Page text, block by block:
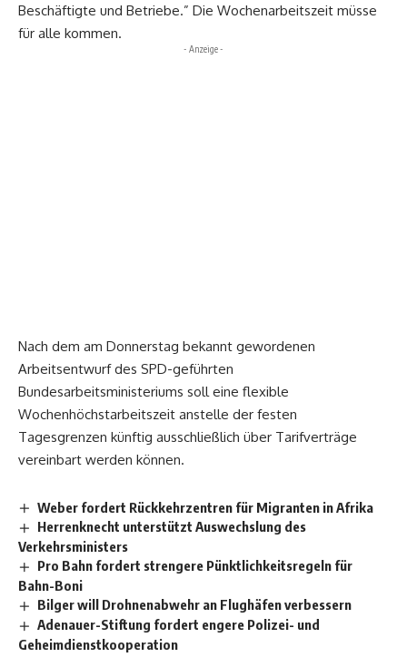
Beschäftigte und Betriebe.” Die Wochenarbeitszeit müsse
für alle kommen.
- Anzeige -
Nach dem am Donnerstag bekannt gewordenen
Arbeitsentwurf des SPD-geführten
Bundesarbeitsministeriums soll eine flexible
Wochenhöchstarbeitszeit anstelle der festen
Tagesgrenzen künftig ausschließlich über Tarifverträge
vereinbart werden können.
Weber fordert Rückkehrzentren für Migranten in Afrika
Herrenknecht unterstützt Auswechslung des
Verkehrsministers
Pro Bahn fordert strengere Pünktlichkeitsregeln für
Bahn-Boni
Bilger will Drohnenabwehr an Flughäfen verbessern
Adenauer-Stiftung fordert engere Polizei- und
Geheimdienstkooperation